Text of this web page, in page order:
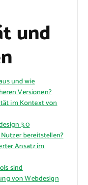
und
und wie
Versionen?
im Kontext von
3.0
bereitstellen?
Ansatz im
sind
von Webdesign